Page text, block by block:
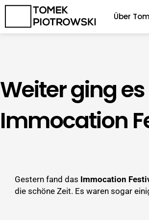
Zum
springen
Über
Weiter ging
Immocation
Gestern fand das Immocation
die schöne Zeit. Es waren sogar